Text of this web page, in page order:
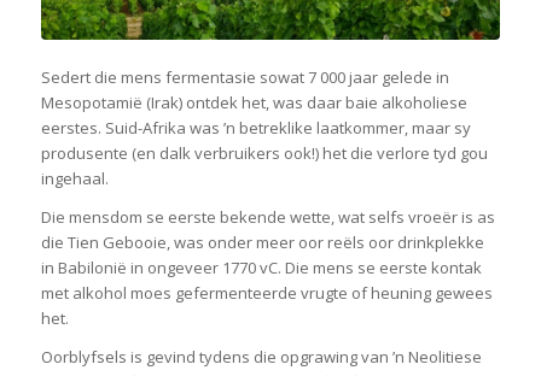
Sedert die mens fermentasie sowat 7 000 jaar gelede in
Mesopotamië (Irak) ontdek het, was daar baie alkoholiese
eerstes. Suid-Afrika was ’n betreklike laatkommer, maar sy
produsente (en dalk verbruikers ook!) het die verlore tyd gou
ingehaal.
Die mensdom se eerste bekende wette, wat selfs vroeër is as
die Tien Gebooie, was onder meer oor reëls oor drinkplekke
in Babilonië in ongeveer 1770 vC. Die mens se eerste kontak
met alkohol moes gefermenteerde vrugte of heuning gewees
het.
Oorblyfsels is gevind tydens die opgrawing van ’n Neolitiese